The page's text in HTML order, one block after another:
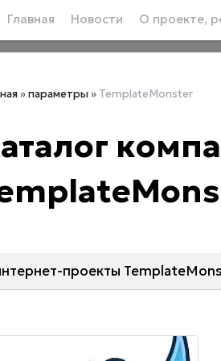
Главная Новости О проекте,
»параметры » TemplateMonster
проекты